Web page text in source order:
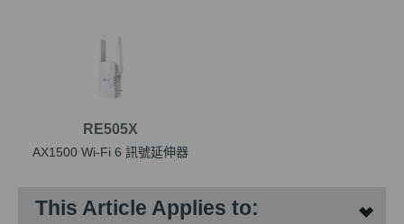
RE505X
AX1500 Wi-Fi 6 訊號延伸器
This Article Applies to: